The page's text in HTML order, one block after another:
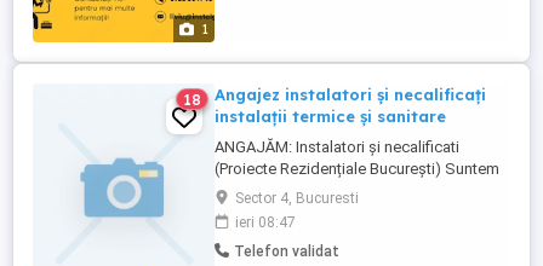
1
18
Angajez instalatori și necalificați
instalații termice și sanitare
ANGAJĂM: Instalatori și necalificati
(Proiecte Rezidențiale București) Suntem
o firmă specializată în instalații termice și
sanitare, cu un volum stabil de muncă în
șantiere rezidențiale noi din București.
Căutăm : 2 Instalatori profesioniști și 2
Sector 4, Bucuresti
ieri 08:47
Telefon validat